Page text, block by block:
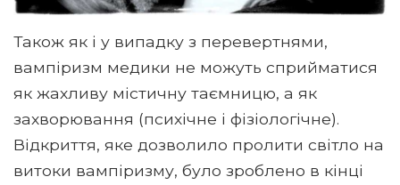
Також як і у випадку з перевертнями,
вампіризм медики не можуть сприйматися
як жахливу містичну таємницю, а як
захворювання (психічне і фізіологічне).
Відкриття, яке дозволило пролити світло на
витоки вампіризму, було зроблено в кінці